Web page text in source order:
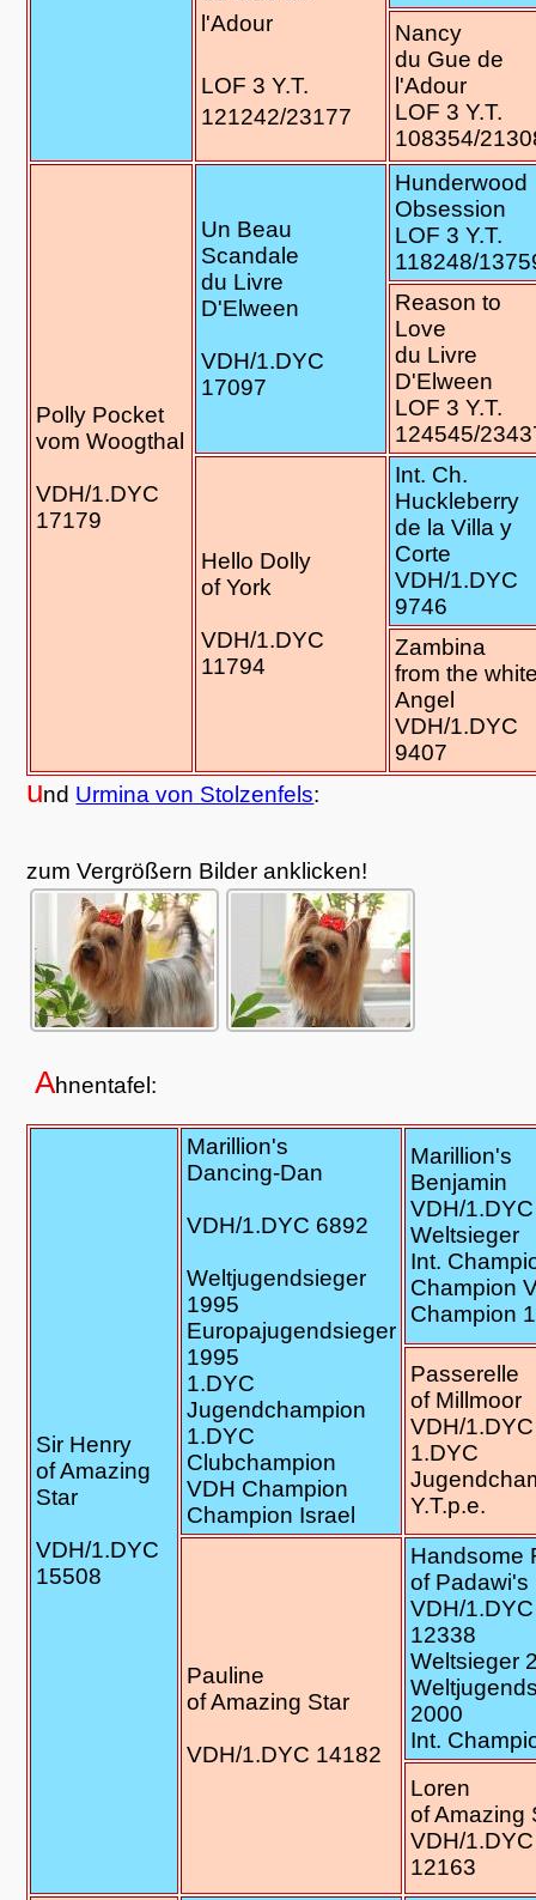
l'Adour
LOF 3 Y.T.
121242/23177
Nancy
du Gue de
l'Adour
LOF 3 Y.T.
108354/
Polly Pocket
vom Woogthal
VDH/1.DYC
17179
Un Beau
Scandale
du Livre
D'Elween
VDH/1.DYC
17097
Hunderwood
Obsession
LOF 3 Y.T.
118248/
Reason to
Love
du Livre
D'Elween
LOF 3 Y.T.
124545/
Hello Dolly
of York
VDH/1.DYC
11794
Int. Ch.
Huckleberry
de la Villa y
Corte
VDH/1.DYC
9746
Zambina
from the
Angel
VDH/1.DYC
9407
und Urmina von Stolzenfels:
zum Vergrößern Bilder anklicken!
Ahnentafel:
Sir Henry
of Amazing
Star
VDH/1.DYC
15508
Marillion's
Dancing-Dan
VDH/1.DYC 6892
Weltjugendsieger
1995
Europajugendsieger
1995
1.DYC
Jugendchampion
1.DYC
Clubchampion
VDH Champion
Champion Israel
Marillion's
Benjamin
VDH/
Weltsieger
Int.
Champion
Champion
Passerelle
of Millmoor
VDH/
1.DYC
Y.T.p.e.
Pauline
of Amazing Star
VDH/1.DYC 14182
Handsome
of Padawi's
VDH/1.DYC
12338
Weltsieger
2000
Int.
Loren
of Amazing
VDH/1.DYC
12163